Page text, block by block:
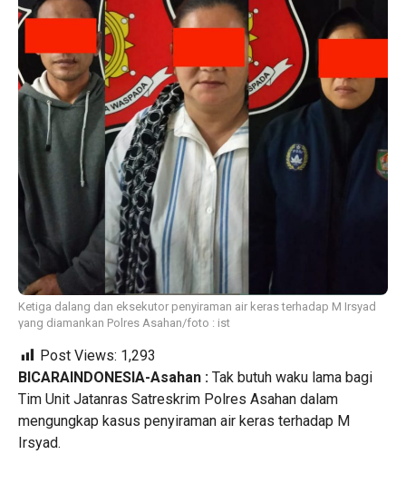
Ketiga dalang dan eksekutor penyiraman air keras terhadap M Irsyad
yang diamankan Polres Asahan/foto : ist
Post Views: 1,293
BICARAINDONESIA-Asahan : Tak butuh waku lama bagi
Tim Unit Jatanras Satreskrim Polres Asahan dalam
mengungkap kasus penyiraman air keras terhadap M
Irsyad.